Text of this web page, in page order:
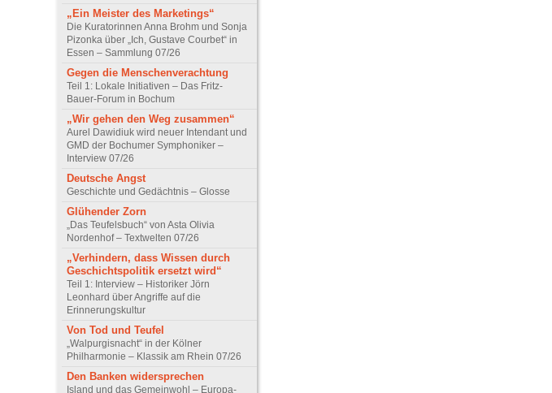
„Ein Meister des Marketings“
Die Kuratorinnen Anna Brohm und Sonja
Pizonka über „Ich, Gustave Courbet“ in
Essen – Sammlung 07/26
Gegen die Menschenverachtung
Teil 1: Lokale Initiativen – Das Fritz-
Bauer-Forum in Bochum
„Wir gehen den Weg zusammen“
Aurel Dawidiuk wird neuer Intendant und
GMD der Bochumer Symphoniker –
Interview 07/26
Deutsche Angst
Geschichte und Gedächtnis – Glosse
Glühender Zorn
„Das Teufelsbuch“ von Asta Olivia
Nordenhof – Textwelten 07/26
„Verhindern, dass Wissen durch
Geschichtspolitik ersetzt wird“
Teil 1: Interview – Historiker Jörn
Leonhard über Angriffe auf die
Erinnerungskultur
Von Tod und Teufel
„Walpurgisnacht“ in der Kölner
Philharmonie – Klassik am Rhein 07/26
Den Banken widersprechen
Island und das Gemeinwohl – Europa-